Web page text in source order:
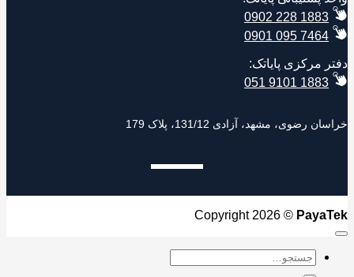
0902 228 1883
0901 095 7464
مرکزی پایاتک:
051 9101 1883
رضوی، مشهد، آزادی 131/12، پلاک 179
Copyright 2026 ©
جستجو